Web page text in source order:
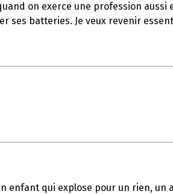
on exerce une profession
ses batteries. Je veux revenir
enfant qui explose pour un rien,